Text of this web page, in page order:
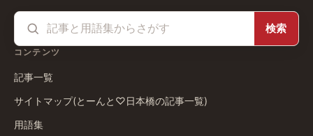
検索
コンテンツ
記事一覧
サイトマップ(とーんと♡日本橋の記事一覧)
用語集